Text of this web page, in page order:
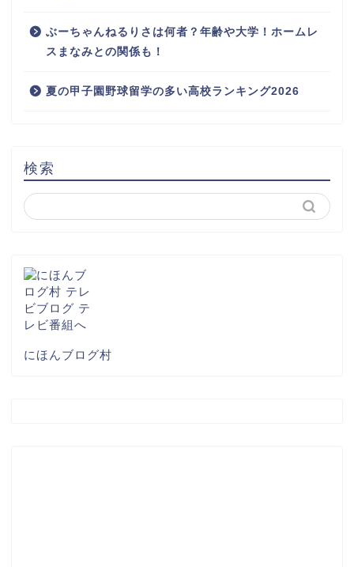
ぶーちゃんねるりさは何者？年齢や大学！ホームレ
スまなみとの関係も！
夏の甲子園野球留学の多い高校ランキング2026
検索
にほんブログ村